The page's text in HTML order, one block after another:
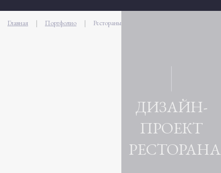
Главная | Портфолио | Рестораны
ДИЗАЙН-
ПРОЕКТ
РЕСТОРАНА